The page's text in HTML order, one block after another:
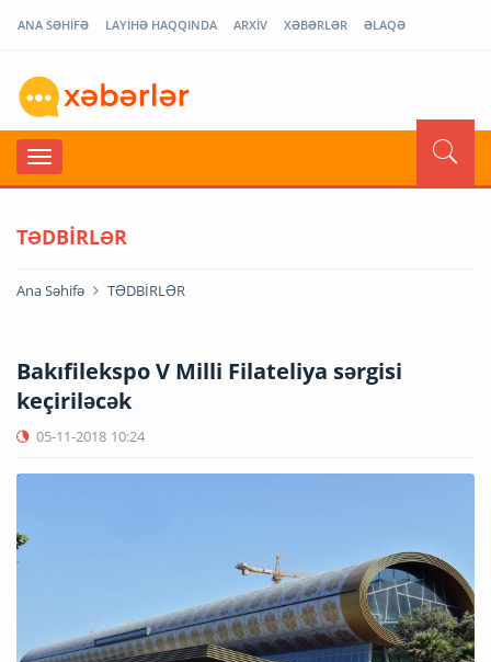
ANA SƏHİFƏ LAYİHƏ HAQQINDA ARXİV XƏBƏRLƏR ƏLAQƏ
TƏDBİRLƏR
Ana Səhifə TƏDBİRLƏR
Bakıfilekspo V Milli Filateliya sərgisi
keçiriləcək
05-11-2018 10:24